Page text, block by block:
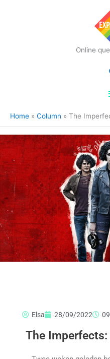
Online
Home Column The
Elsa 28/09/2022
The